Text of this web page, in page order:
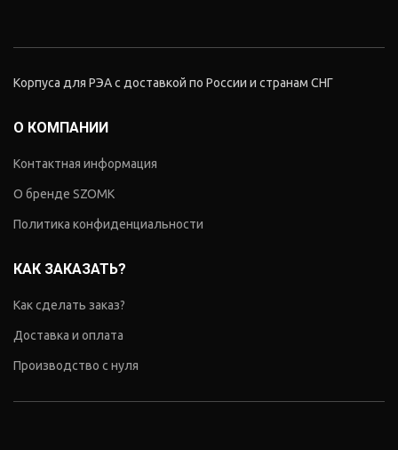
Корпуса для РЭА с доставкой по России и странам СНГ
О КОМПАНИИ
Контактная информация
О бренде SZOMK
Политика конфиденциальности
КАК ЗАКАЗАТЬ?
Как сделать заказ?
Доставка и оплата
Производство с нуля